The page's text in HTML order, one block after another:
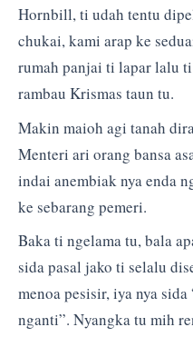
Hornbill, ti udah tentu
chukai, kami arap ke
rumah panjai ti lapar lalu
rambau Krismas taun tu.
Makin maioh agi tanah
Menteri ari orang bansa
indai anembiak nya enda
ke sebarang pemeri.
Baka ti ngelama tu, bala
sida pasal jako ti selalu
menoa pesisir, iya nya
nganti”. Nyangka tu mih